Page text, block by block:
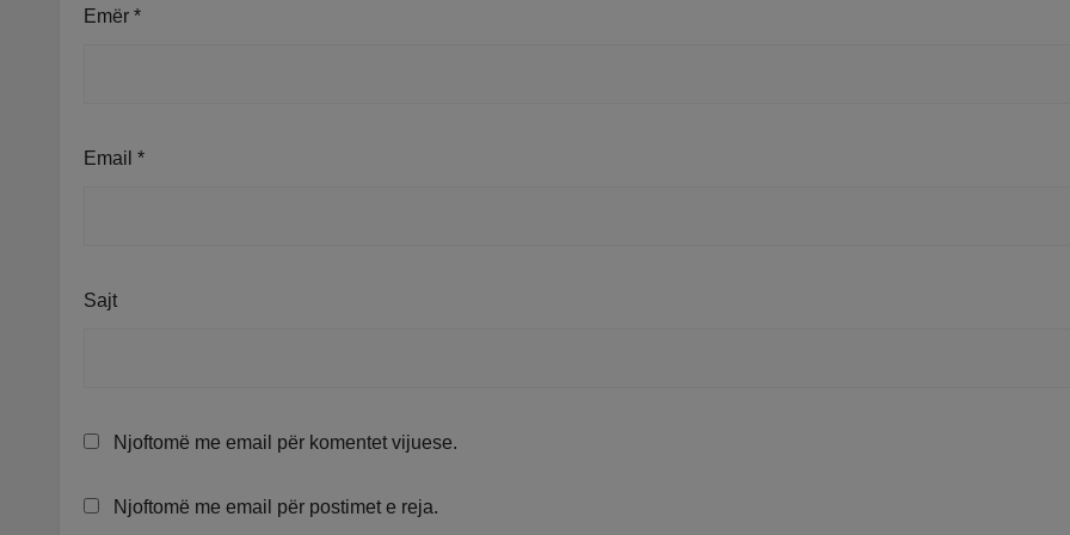
Emër *
Email *
Sajt
Njoftomë me email për komentet vijuese.
Njoftomë me email për postimet e reja.